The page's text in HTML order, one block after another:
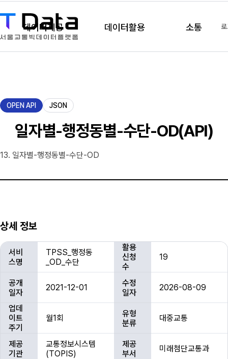
데이터제공 데이터활용 소통
제
공
OPEN API JSON
일자별-행정동별-수단-OD(API)
13. 일자별-행정동별-수단-OD
상세 정보
상
서비
스명
TPSS_행정동
_OD_수단
활용
신청
수
19
공개
일자
2021-12-01
수정
일자
2026-08-09
업데
이트
주기
월1회
유형
분류
대중교통
제공
기관
교통정보시스템
(TOPIS)
제공
부서
미래첨단교통과